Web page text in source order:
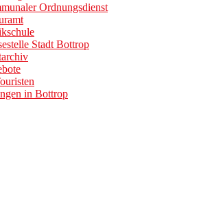
Ordnungsdienst
Stadt Bottrop
in Bottrop